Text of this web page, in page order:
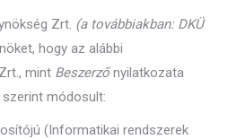
Zrt. (a továbbiakban: DKÜ
hogy az alábbi
mint Beszerzőnyilatkozata
módosult:
(Informatikai rendszerek